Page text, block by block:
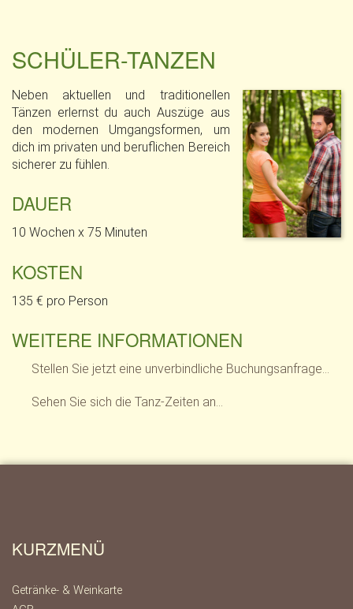
SCHÜLER-TANZEN
Neben aktuellen und traditionellen
Tänzen erlernst du auch Auszüge aus
den modernen Umgangsformen, um
dich im privaten und beruflichen Bereich
sicherer zu fühlen.
DAUER
10 Wochen x 75 Minuten
KOSTEN
135 € pro Person
WEITERE INFORMATIONEN
Stellen Sie jetzt eine unverbindliche Buchungsanfrage…
Sehen Sie sich die Tanz-Zeiten an…
KURZMENÜ
Getränke- & Weinkarte